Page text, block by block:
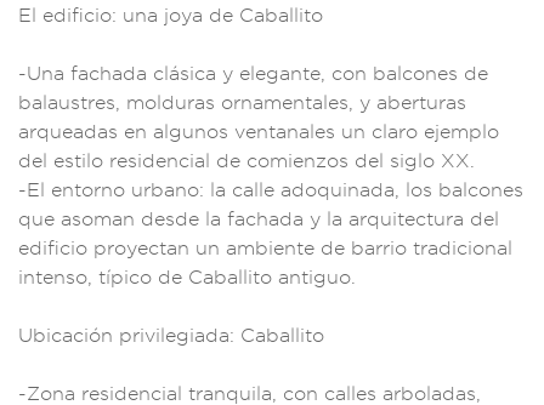
El edificio: una joya de Caball ito
-Una fachada cl ásica y elegante, con balcones de
balaustres , molduras ornamentales, y aberturas
arqueadas en al gunos ventanales un claro ejemplo
del estilo residencial de comienzos del sigl o XX.
-El entorno urbano: la calle adoquinada, los bal cones
que asoman desde la fachada y la arquitectura del
edificio proyectan un ambiente de barrio tradicional
intenso, típico de Caballito antiguo.
Ubicación privilegiada: Caballito
-Zona residencial tranqui la, con calles arbol adas,